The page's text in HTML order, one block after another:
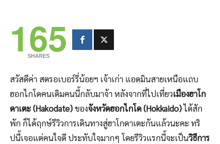
165
SHARES
สวัสดีค่า สตรอเบอร์รี่น้อยฯ เจ้าเก่า แอดมินสายเหนือแถบ
ฮอกไกโดคนเดิมคนนี้กลับมาจ้า หลังจากที่ไปเที่ยวเมืองฮาโก
ดาเตะ (Hakodate)ของจังหวัดฮอกไกโด (Hokkaido)ได้สัก
พัก ก็ได้ฤกษ์รีวิวการเดินทางสู่ฮาโกดาเตะกันแล้วนะคะ ทริ
ปนี้เจอแต่คนใจดี ประทับใจมากๆ โดยรีวิวแรกนี้จะเป็นวิธีการ